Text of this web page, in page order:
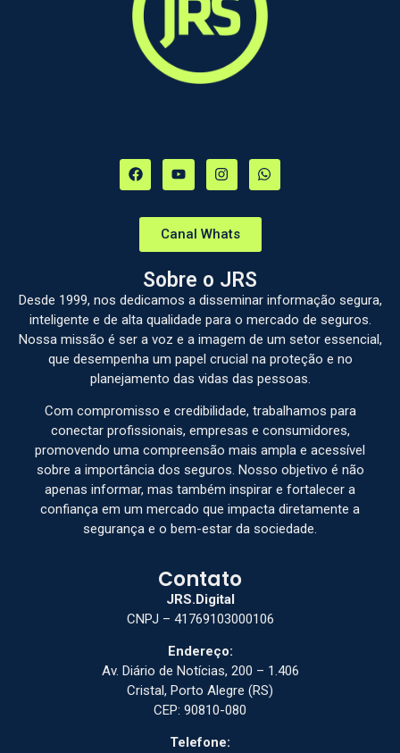
Canal Whats
Sobre o JRS
Desde 1999, nos dedicamos a disseminar informação segura,
inteligente e de alta qualidade para o mercado de seguros.
Nossa missão é ser a voz e a imagem de um setor essencial,
que desempenha um papel crucial na proteção e no
planejamento das vidas das pessoas.
Com compromisso e credibilidade, trabalhamos para
conectar profissionais, empresas e consumidores,
promovendo uma compreensão mais ampla e acessível
sobre a importância dos seguros. Nosso objetivo é não
apenas informar, mas também inspirar e fortalecer a
confiança em um mercado que impacta diretamente a
segurança e o bem-estar da sociedade.
Contato
JRS.Digital
CNPJ – 41769103000106
Endereço:
Av. Diário de Notícias, 200 – 1.406
Cristal, Porto Alegre (RS)
CEP: 90810-080
Telefone: